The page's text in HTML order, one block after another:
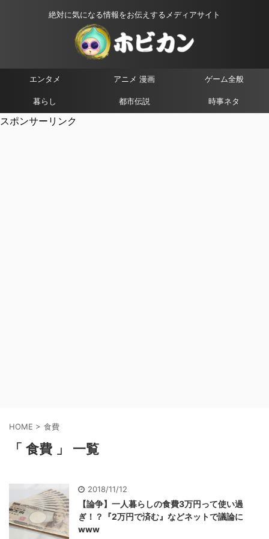
絶対に気になる情報をお伝えするメディアサイト
エンタメ アニメ 漫画 ゲーム全般
暮らし 都市伝説 時事ネタ
スポンサーリンク
HOME > 食費
「 食費 」 一覧
2018/11/12
【論争】一人暮らしの食費3万円って使い過
ぎ！？『2万円で済む』などネットで議論に
www